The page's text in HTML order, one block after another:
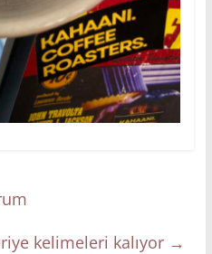
kelimeleri kalıyor →